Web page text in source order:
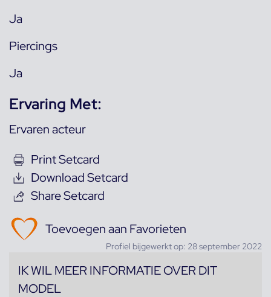
Ja
Piercings
Ja
Ervaring Met:
Ervaren acteur
Print Setcard
Download Setcard
Share Setcard
Toevoegen aan Favorieten
Profiel bijgewerkt op: 28 september 2022
IK WIL MEER INFORMATIE OVER DIT
MODEL